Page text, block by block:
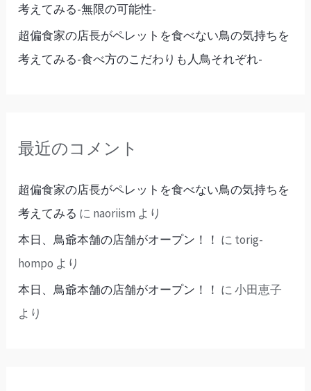
考えてみる-無限の可能性-
超偏食家の店長がペレットを食べない鳥の気持ちを
考えてみる-食べ方のこだわりも人鳥それぞれ-
最近のコメント
超偏食家の店長がペレットを食べない鳥の気持ちを
考えてみる に naoriism より
本日、鳥爺本舗の店舗がオープン！！ に torig-
hompo より
本日、鳥爺本舗の店舗がオープン！！ に小田恵子
より